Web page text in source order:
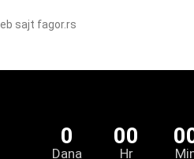
sajt fagor.rs
0
Dana
00
Hr